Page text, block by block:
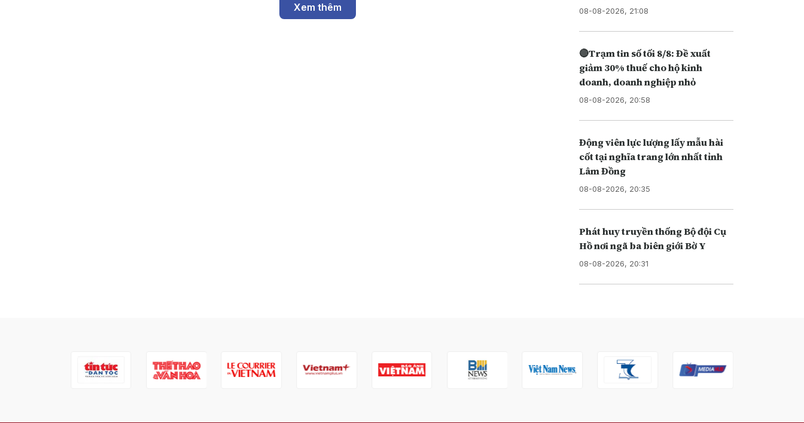
Xem thêm 08-08-2026, 21:08
🔴Trạm tin số tối 8/8: Đề xuất
giảm 30% thuế cho hộ kinh
doanh, doanh nghiệp nhỏ
08-08-2026, 20:58
Động viên lực lượng lấy mẫu hài
cốt tại nghĩa trang lớn nhất tỉnh
Lâm Đồng
08-08-2026, 20:35
Phát huy truyền thống Bộ đội Cụ
Hồ nơi ngã ba biên giới Bờ Y
08-08-2026, 20:31